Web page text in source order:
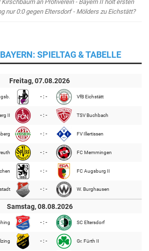
Kirschbaum an Profiverein - Bayern II holt ersten
nur 0:0 gegen Eltersdorf - Mölders zu Eichstätt?
SPIELTAG & TABELLE
Freitag, 07.08.2026
- : - VfB Eichstätt
II - : - TSV Buchbach
- : - FV Illertissen
- : - FC Memmingen
- : - FC Augsburg II
- : - W. Burghausen
Samstag, 08.08.2026
- : - SC Eltersdorf
- : - Gr. Fürth II